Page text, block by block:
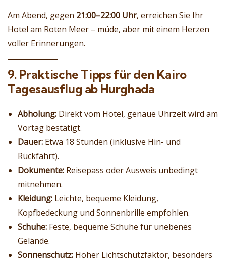
Am Abend, gegen 21:00–22:00 Uhr, erreichen Sie Ihr
Hotel am Roten Meer – müde, aber mit einem Herzen
voller Erinnerungen.
9. Praktische Tipps für den Kairo
Tagesausflug ab Hurghada
Abholung: Direkt vom Hotel, genaue Uhrzeit wird am
Vortag bestätigt.
Dauer: Etwa 18 Stunden (inklusive Hin- und
Rückfahrt).
Dokumente: Reisepass oder Ausweis unbedingt
mitnehmen.
Kleidung: Leichte, bequeme Kleidung,
Kopfbedeckung und Sonnenbrille empfohlen.
Schuhe: Feste, bequeme Schuhe für unebenes
Gelände.
Sonnenschutz: Hoher Lichtschutzfaktor, besonders